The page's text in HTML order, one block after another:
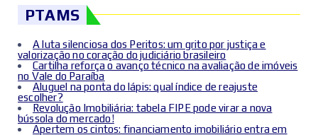
PTAMS
A luta silenciosa dos Peritos: um grito por justiça e
valorização no coração do judiciário brasileiro
Cartilha reforça o avanço técnico na avaliação de imóveis
no Vale do Paraíba
Aluguel na ponta do lápis: qual índice de reajuste
escolher?
Revolução Imobiliária: tabela FIPE pode virar a nova
bússola do mercado!
Apertem os cintos: financiamento imobiliário entra em